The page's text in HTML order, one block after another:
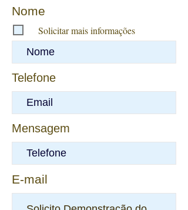
Nome
Solicitar mais informações
Telefone
Mensagem
E-mail